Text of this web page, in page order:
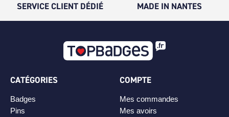
SERVICE CLIENT DÉDIÉ MADE IN NANTES
CATÉGORIES
Badges
Pins
COMPTE
Mes commandes
Mes avoirs